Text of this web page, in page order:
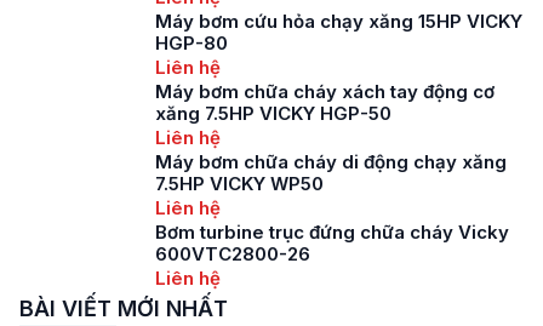
Máy bơm cứu hỏa chạy xăng 15HP VICKY
HGP-80
Liên hệ
Máy bơm chữa cháy xách tay động cơ
xăng 7.5HP VICKY HGP-50
Liên hệ
Máy bơm chữa cháy di động chạy xăng
7.5HP VICKY WP50
Liên hệ
Bơm turbine trục đứng chữa cháy Vicky
600VTC2800-26
Liên hệ
BÀI VIẾT MỚI NHẤT